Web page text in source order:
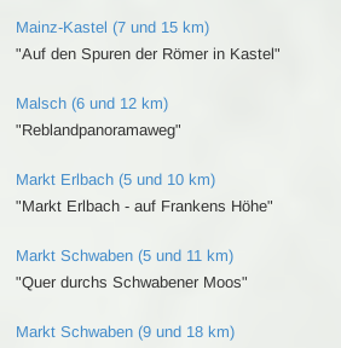
Mainz-Kastel (7 und 15 km)
"Auf den Spuren der Römer in Kastel"
Malsch (6 und 12 km)
"Reblandpanoramaweg"
Markt Erlbach (5 und 10 km)
"Markt Erlbach - auf Frankens Höhe"
Markt Schwaben (5 und 11 km)
"Quer durchs Schwabener Moos"
Markt Schwaben (9 und 18 km)